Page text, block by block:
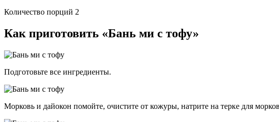
Количество порций 2
Как приготовить «Бань ми с тофу»
Подготовьте все ингредиенты.
Морковь и дайокон помойте, очистите от кожуры, натрите на терке для